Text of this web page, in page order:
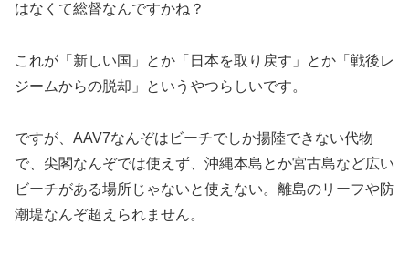
はなくて総督なんですかね？
これが「新しい国」とか「日本を取り戻す」とか「戦後レ
ジームからの脱却」というやつらしいです。
ですが、AAV7なんぞはビーチでしか揚陸できない代物
で、尖閣なんぞでは使えず、沖縄本島とか宮古島など広い
ビーチがある場所じゃないと使えない。離島のリーフや防
潮堤なんぞ超えられません。